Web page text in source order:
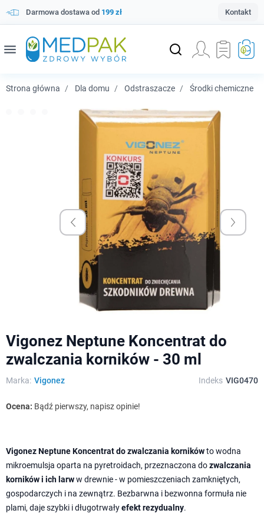
Darmowa dostawa od 199 zł Kontakt
menu
Strona główna Dla domu Odstraszacze Środki chemiczne
Vigonez Neptune Koncentrat do
zwalczania korników - 30 ml
Marka: Vigonez Indeks VIG0470
Ocena: Bądź pierwszy, napisz opinie!
Vigonez Neptune Koncentrat do zwalczania kornikówto wodna
mikroemulsja oparta na pyretroidach, przeznaczona dozwalczania
korników i ich larww drewnie - w pomieszczeniach zamkniętych,
gospodarczych i na zewnątrz. Bezbarwna i bezwonna formuła nie
plami, daje szybki i długotrwałyefekt rezydualny.